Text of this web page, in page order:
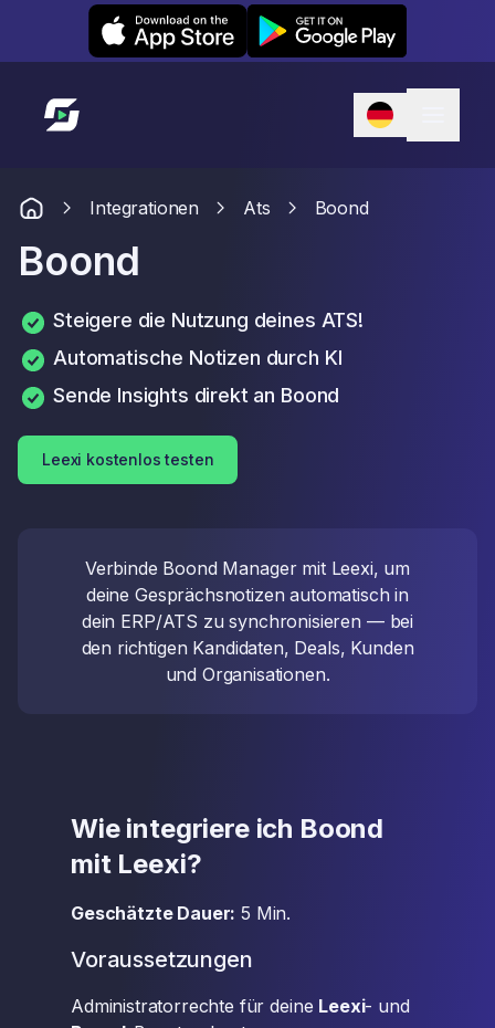
Leexi on iOS Leexi on Android
Link zur Startseite
Integrationen Ats Boond
Boond
Steigere die Nutzung deines ATS!
Automatische Notizen durch KI
Sende Insights direkt an Boond
Leexi kostenlos testen
Verbinde Boond Manager mit Leexi, um
deine Gesprächsnotizen automatisch in
dein ERP/ATS zu synchronisieren — bei
den richtigen Kandidaten, Deals, Kunden
und Organisationen.
Wie integriere ich Boond
mit Leexi?
Geschätzte Dauer: 5 Min.
Voraussetzungen
Administratorrechte für deine Leexi- und